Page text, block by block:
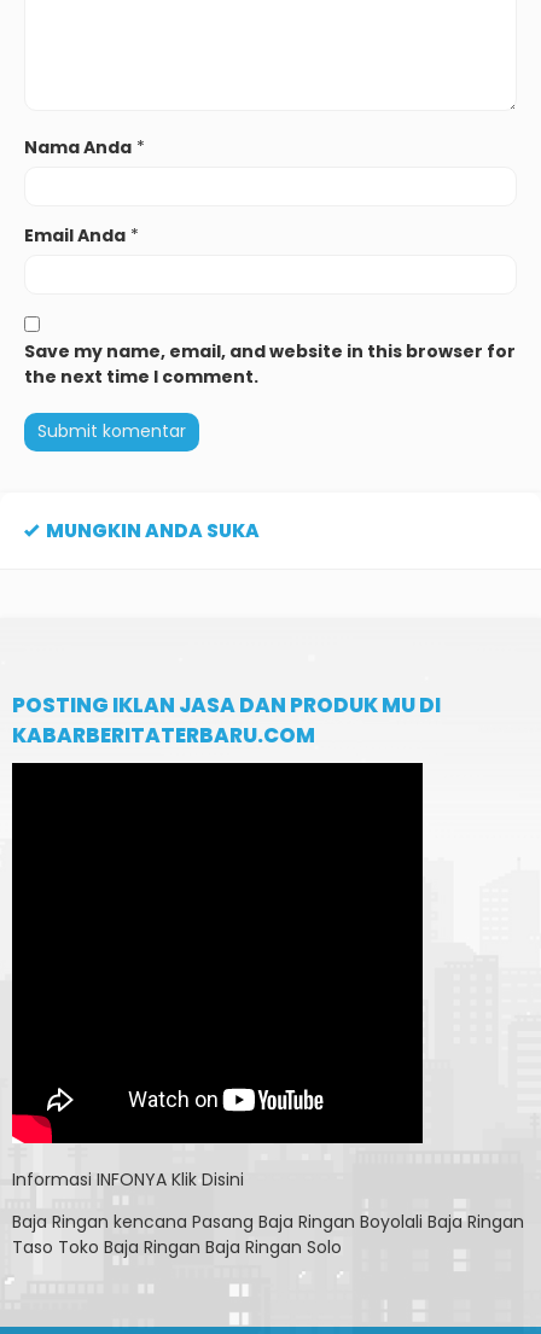
Nama Anda *
Email Anda *
Save my name, email, and website in this browser for
the next time I comment.
MUNGKIN ANDA SUKA
POSTING IKLAN JASA DAN PRODUK MU DI
KABARBERITATERBARU.COM
Informasi INFONYA Klik Disini
Baja Ringan kencana Pasang Baja Ringan Boyolali Baja Ringan
Taso Toko Baja Ringan Baja Ringan Solo